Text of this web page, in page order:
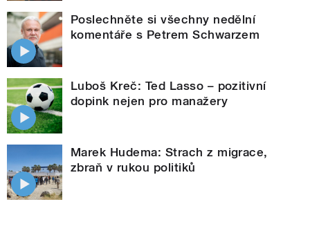
Poslechněte si všechny nedělní
komentáře s Petrem Schwarzem
Luboš Kreč: Ted Lasso – pozitivní
dopink nejen pro manažery
Marek Hudema: Strach z migrace,
zbraň v rukou politiků